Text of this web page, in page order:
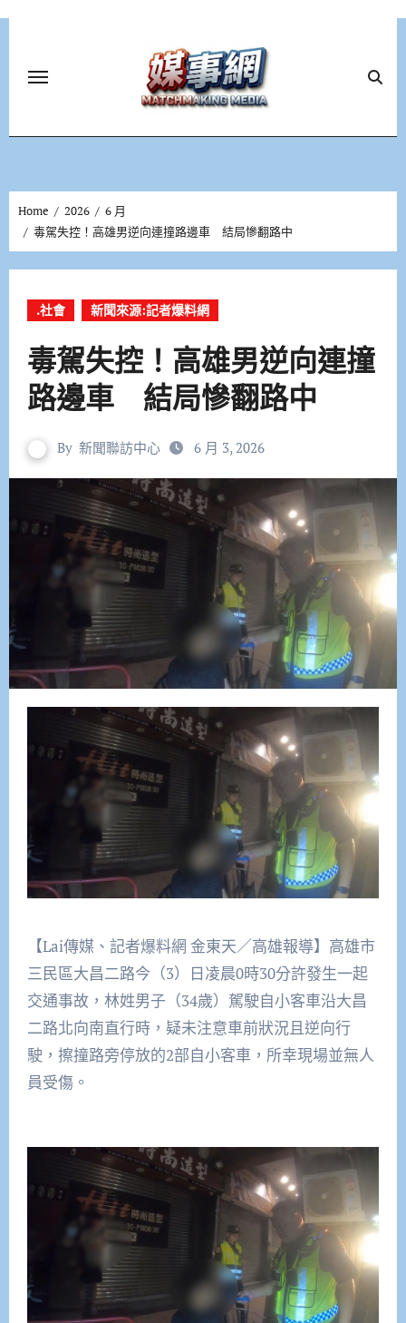
Home 2026
6 月
毒駕失控！高雄男逆向連撞路邊車 結局慘翻路中
.社會 新聞來源:記者爆料網
毒駕失控！高雄男逆向連撞
路邊車 結局慘翻路中
By 新聞聯訪中心 6 月 3, 2026
【Lai傳媒、記者爆料網 金東天／高雄報導】高雄市
三民區大昌二路今（3）日凌晨0時30分許發生一起
交通事故，林姓男子（34歲）駕駛自小客車沿大昌
二路北向南直行時，疑未注意車前狀況且逆向行
駛，擦撞路旁停放的2部自小客車，所幸現場並無人
員受傷。